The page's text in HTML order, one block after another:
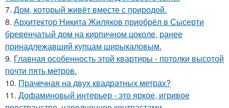
7. Дом, который живёт вместе с природой.
8. Архитектор Никита Жиляков приобрёл в Сысерти
бревенчатый дом на кирпичном цоколе, ранее
принадлежавший купцам ширыкаловым.
9. Главная особенность этой квартиры - потолки высотой
почти пять метров.
10. Прачечная на двух квадратных метрах?
11. Дофаминовый интерьер - это яркое, игривое